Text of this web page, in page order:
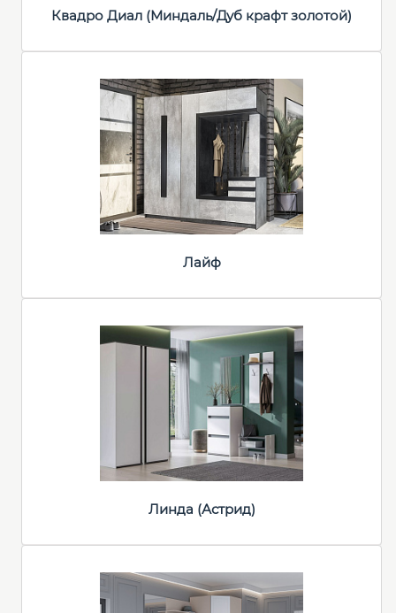
Квадро Диал (Миндаль/Дуб крафт золотой)
Лайф
Линда (Астрид)